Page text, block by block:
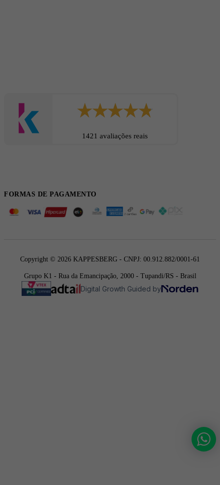
1421 avaliações reais
FORMAS DE PAGAMENTO
Copyright © 2026 KAPPESBERG - CNPJ: 00.912.882/0001-61
Grupo K1 - Rua da Emancipação, 2000 - Tupandi/RS - Brasil
Digital Growth Guided by